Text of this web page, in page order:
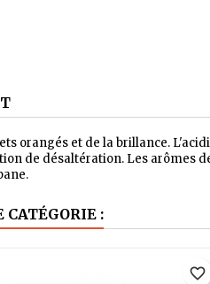
orangés et de la brillance.
de désaltération. Les arômes
CATÉGORIE :
favorite_border